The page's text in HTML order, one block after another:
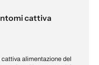
cattiva
alimentazione del